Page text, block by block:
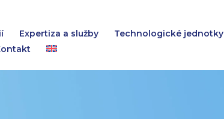
Expertiza a služby Technologické jednotky